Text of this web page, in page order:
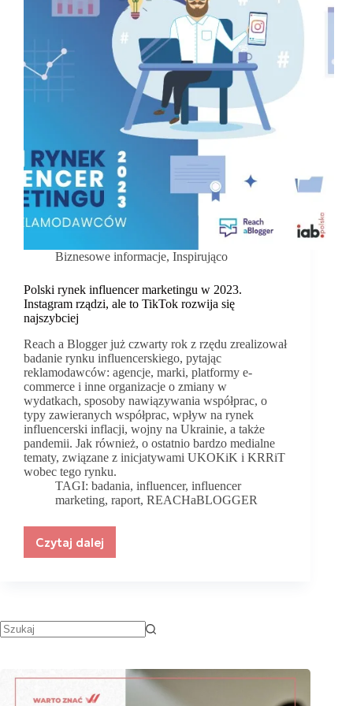
Biznesowe informacje, Inspirująco
Polski rynek influencer marketingu w 2023.
Instagram rządzi, ale to TikTok rozwija się
najszybciej
Reach a Blogger już czwarty rok z rzędu zrealizował
badanie rynku influencerskiego, pytając
reklamodawców: agencje, marki, platformy e-
commerce i inne organizacje o zmiany w
wydatkach, sposoby nawiązywania współprac, o
typy zawieranych współprac, wpływ na rynek
influencerski inflacji, wojny na Ukrainie, a także
pandemii. Jak również, o ostatnio bardzo medialne
tematy, związane z inicjatywami UKOKiK i KRRiT
wobec tego rynku.
TAGI: badania,influencer,influencer
marketing, raport, REACHaBLOGGER
Czytaj dalej
Polski
2023.
Instagram
to
TikTok